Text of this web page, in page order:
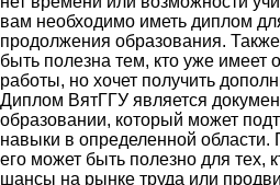
вам необходимо иметь диплом
продолжения образования.
быть полезна тем, кто уже имеет
работы, но хочет получить
Диплом ВятГГУ является
образовании, который может
навыки в определенной области.
его может быть полезно для тех,
шансы на рынке труда или